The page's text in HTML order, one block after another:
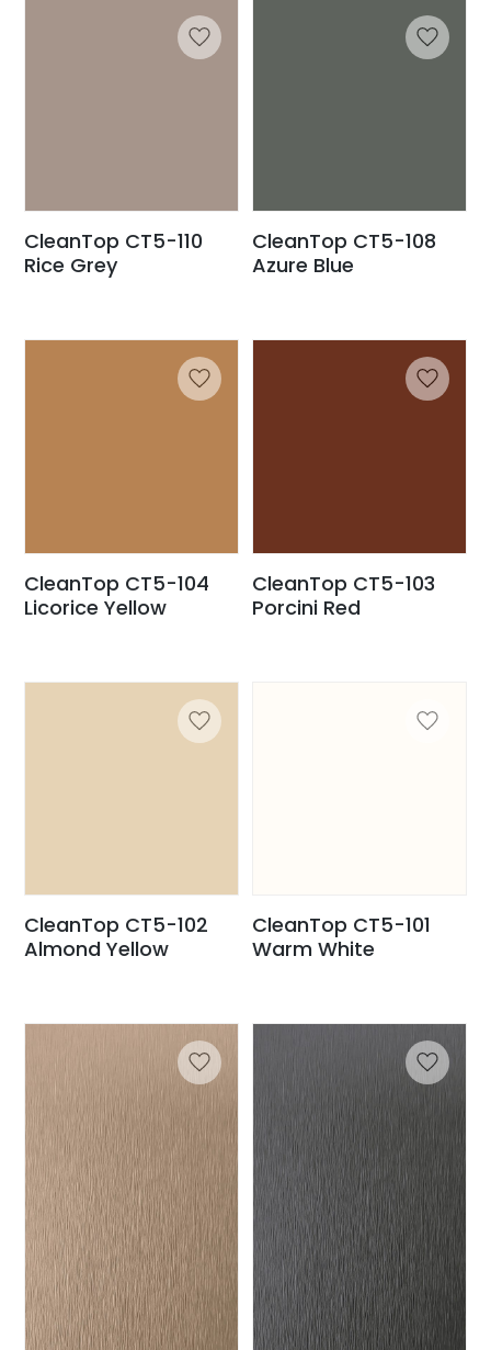
CleanTop CT5-110
Rice Grey
CleanTop CT5-108
Azure Blue
CleanTop CT5-104
Licorice Yellow
CleanTop CT5-103
Porcini Red
CleanTop CT5-102
Almond Yellow
CleanTop CT5-101
Warm White